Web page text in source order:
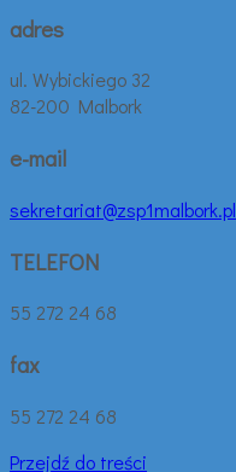
adres
ul. Wybickiego 32
82-200 Malbork
e-mail
sekretariat@zsp1malbork.pl
TELEFON
55 272 24 68
fax
55 272 24 68
Przejdź do treści